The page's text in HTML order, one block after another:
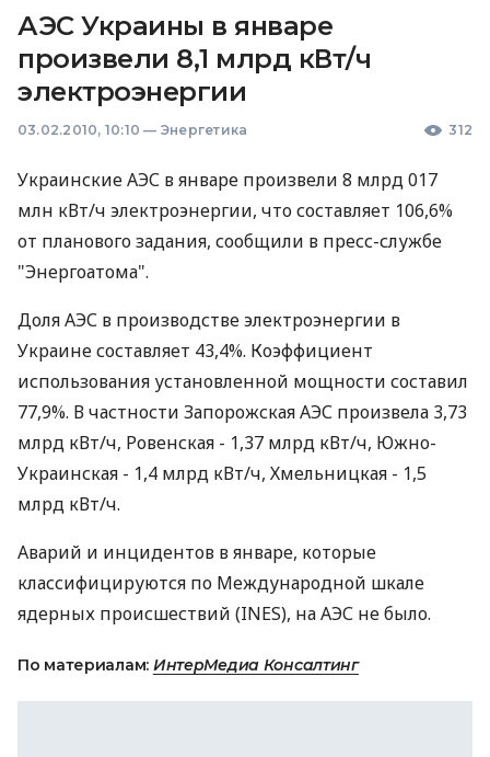
АЭС Украины в январе
произвели 8,1 млрд кВт/ч
электроэнергии
03.02.2010, 10:10 — Энергетика 312
Украинские АЭС в январе произвели 8 млрд 017
млн кВт/ч электроэнергии, что составляет 106,6%
от планового задания, сообщили в пресс-службе
"Энергоатома".
Доля АЭС в производстве электроэнергии в
Украине составляет 43,4%. Коэффициент
использования установленной мощности составил
77,9%. В частности Запорожская АЭС произвела 3,73
млрд кВт/ч, Ровенская - 1,37 млрд кВт/ч, Южно-
Украинская - 1,4 млрд кВт/ч, Хмельницкая - 1,5
млрд кВт/ч.
Аварий и инцидентов в январе, которые
классифицируются по Международной шкале
ядерных происшествий (INES), на АЭС не было.
По материалам: ИнтерМедиа Консалтинг